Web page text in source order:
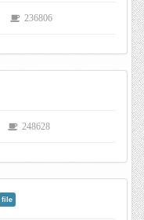
236806
248628
file